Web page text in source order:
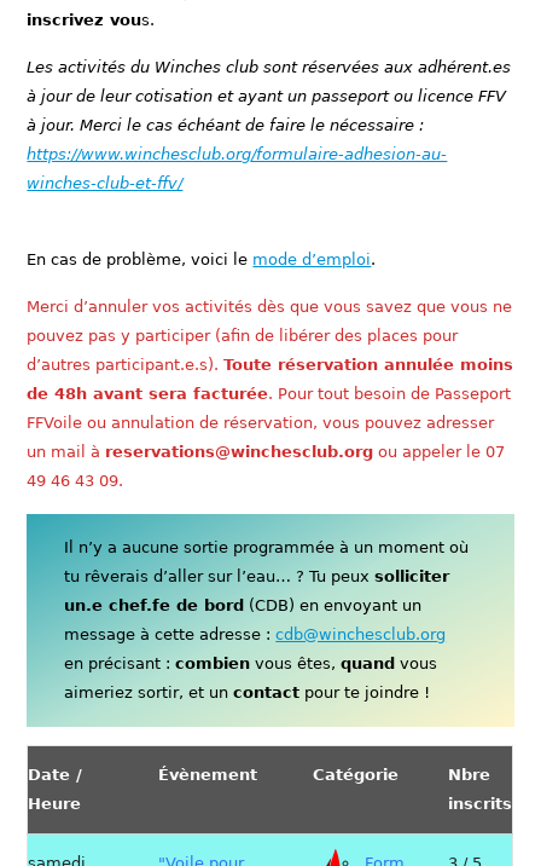
inscrivez vous.
Les activités du Winches club sont réservées aux adhérent.es
à jour de leur cotisation et ayant un passeport ou licence FFV
à jour. Merci le cas échéant de faire le nécessaire :
https://www.winchesclub.org/formulaire-adhesion-au-
winches-club-et-ffv/
En cas de problème, voici le mode d’emploi.
Merci d’annuler vos activités dès que vous savez que vous ne
pouvez pas y participer (afin de libérer des places pour
d’autres participant.e.s).Toute réservation annulée moins
de 48h avant sera facturée. Pour tout besoin de Passeport
FFVoile ou annulation de réservation, vous pouvez adresser
un mail à reservations@winchesclub.org ou appeler le 07
49 46 43 09.
Il n’y a aucune sortie programmée à un moment où
tu rêverais d’aller sur l’eau… ? Tu peuxsolliciter
un.e chef.fe de bord (CDB) en envoyant un
message à cette adresse :cdb@winchesclub.org
en précisant :combien vous êtes,quand vous
aimeriez sortir, et uncontact pour te joindre !
Date /
Heure
Évènement Catégorie
Nbre
inscrits